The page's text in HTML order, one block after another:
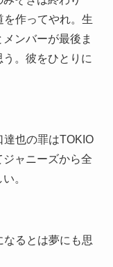
を作ってやれ。生
ンバーが最後ま
。彼をひとりに
達也の罪はTOKIO
ャニーズから全
。
るとは夢にも思